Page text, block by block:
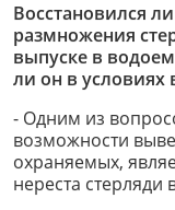
Восстановился
размножения
выпуске в
ли он в
- Одним из
возможности
охраняемых,
нереста